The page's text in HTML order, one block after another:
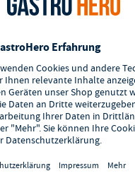
ausgeliefert werden,